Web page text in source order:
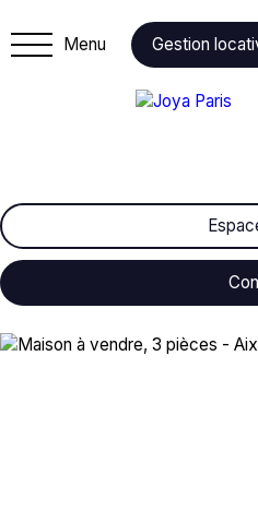
Menu Gestion